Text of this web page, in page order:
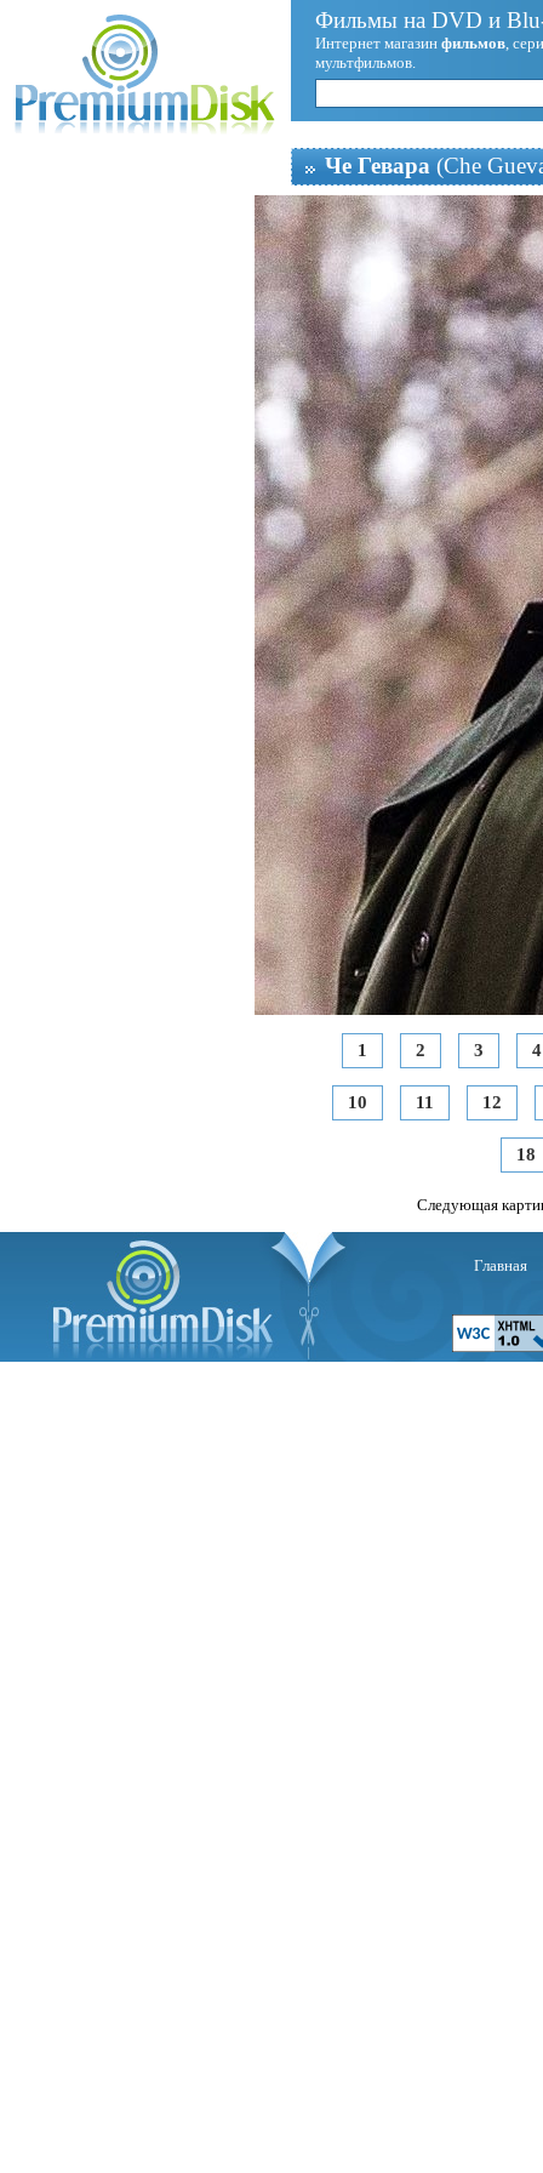
Фильмы на DVD и
Интернет магазин фильмов,
мультфильмов.
Че Гевара (Che
1 2 3 4
10 11 12
18
Следующая
Главная